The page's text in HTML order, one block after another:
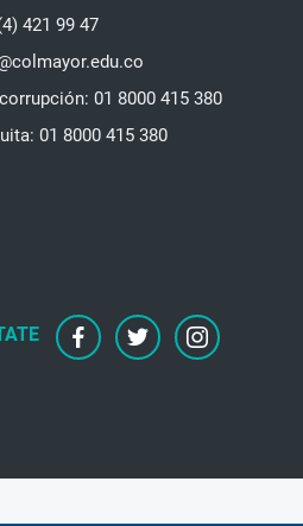
421 99 47
01 8000 415 380
01 8000 415 380